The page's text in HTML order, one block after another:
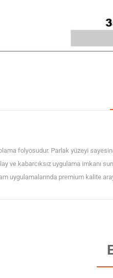
folyosudur. Parlak yüzeyi
ve kabarcıksız uygulama imkanı
uygulamalarında premium kalite